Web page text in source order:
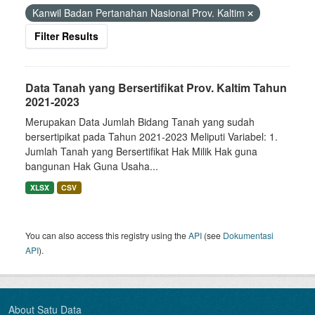
Kanwil Badan Pertanahan Nasional Prov. Kaltim
Filter Results
Data Tanah yang Bersertifikat Prov. Kaltim Tahun
2021-2023
Merupakan Data Jumlah Bidang Tanah yang sudah
bersertipikat pada Tahun 2021-2023 Meliputi Variabel: 1.
Jumlah Tanah yang Bersertifikat Hak Milik Hak guna
bangunan Hak Guna Usaha...
XLSX CSV
You can also access this registry using theAPI (see Dokumentasi
API).
About Satu Data